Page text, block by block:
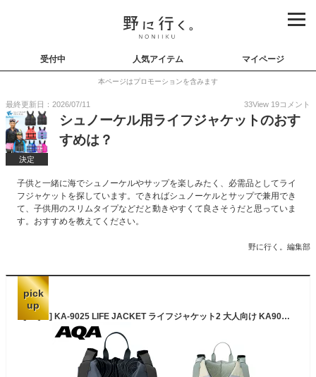
受付中 人気アイテム マイページ
本ページはプロモーションを含みます
最終更新日：2026/07/11 33View 19コメント
決定
シュノーケル用ライフジャケットのおす
すめは？
子供と一緒に海でシュノーケルやサップを楽しみたく、必需品としてライ
フジャケットを探しています。できればシュノーケルとサップで兼用でき
て、子供用のスリムタイプなどだと動きやすくて良さそうだと思っていま
す。おすすめを教えてください。
野に行く。編集部
pick
up
[ AQA ] KA-9025 LIFE JACKET ライフジャケット2 大人向け KA9025 [ シュノーケリング用 ]